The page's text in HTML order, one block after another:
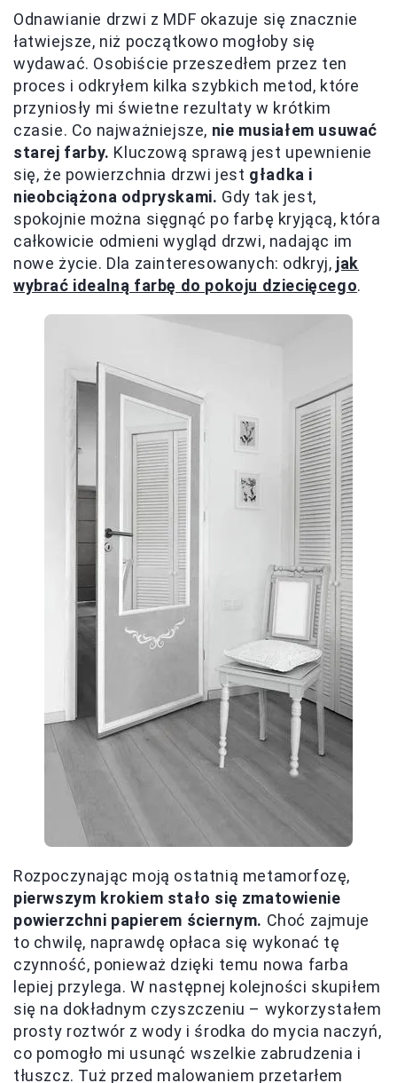
Odnawianie drzwi z MDF okazuje się znacznie
łatwiejsze, niż początkowo mogłoby się
wydawać. Osobiście przeszedłem przez ten
proces i odkryłem kilka szybkich metod, które
przyniosły mi świetne rezultaty w krótkim
czasie. Co najważniejsze, nie musiałem usuwać
starej farby. Kluczową sprawą jest upewnienie
się, że powierzchnia drzwi jest gładka i
nieobciążona odpryskami. Gdy tak jest,
spokojnie można sięgnąć po farbę kryjącą, która
całkowicie odmieni wygląd drzwi, nadając im
nowe życie. Dla zainteresowanych: odkryj, jak
wybrać idealną farbę do pokoju dziecięcego.
Rozpoczynając moją ostatnią metamorfozę,
pierwszym krokiem stało się zmatowienie
powierzchni papierem ściernym. Choć zajmuje
to chwilę, naprawdę opłaca się wykonać tę
czynność, ponieważ dzięki temu nowa farba
lepiej przylega. W następnej kolejności skupiłem
się na dokładnym czyszczeniu – wykorzystałem
prosty roztwór z wody i środka do mycia naczyń,
co pomogło mi usunąć wszelkie zabrudzenia i
tłuszcz. Tuż przed malowaniem przetarłem